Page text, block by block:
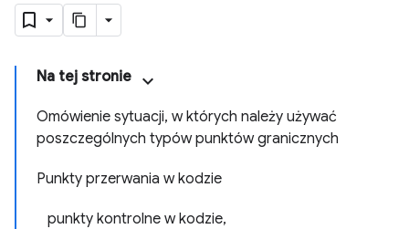
Na tej stronie
Omówienie sytuacji, w których należy używać
poszczególnych typów punktów granicznych
Punkty przerwania w kodzie
punkty kontrolne w kodzie,